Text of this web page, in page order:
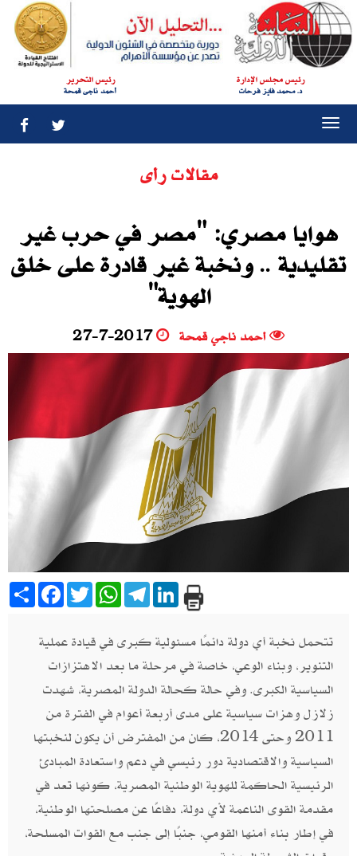
رئيس مجلس الإدارة
د. محمد فايز فرحات
رئيس التحرير
أحمد ناجى قمحة
مقالات رأى
هوايا مصري: "مصر في حرب غير
تقليدية .. ونخبة غير قادرة على خلق
الهوية"
أحمد ناجي قمحة 27-7-2017
Share Facebook
TwitterWhatsAppTelegramLinkedIn
تتحمل نخبة أي دولة دائمًا مسئولية كبرى في قيادة عملية
التنوير، وبناء الوعي، خاصة في مرحلة ما بعد الاهتزازات
السياسية الكبرى. وفي حالة كحالة الدولة المصرية، شهدت
زلازل وهزات سياسية على مدى أربعة أعوام في الفترة من
2011 وحتى 2014، كان من المفترض أن يكون لنخبتها
السياسية والاقتصادية دور رئيسي في دعم واستعادة المبادئ
الرئيسية الحاكمة للهوية الوطنية المصرية، كونها تعد في
مقدمة القوى الناعمة لأي دولة، دفاعًا عن مصلحتها الوطنية،
في إطار بناء أمنها القومي، جنبًا إلى جنب مع القوات المسلحة،